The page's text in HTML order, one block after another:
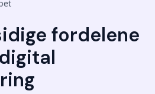
fordelene